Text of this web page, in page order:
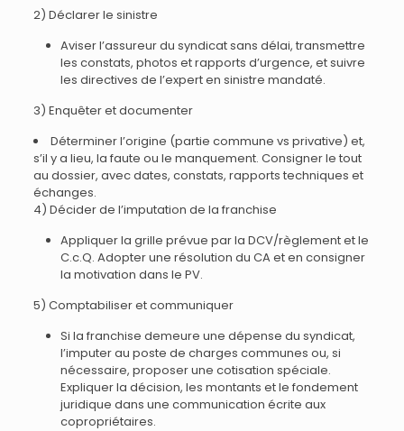
2) Déclarer le sinistre
Aviser l’assureur du syndicat sans délai, transmettre
les constats, photos et rapports d’urgence, et suivre
les directives de l’expert en sinistre mandaté.
3) Enquêter et documenter
Déterminer l’origine (partie commune vs privative) et,
s’il y a lieu, la faute ou le manquement. Consigner le tout
au dossier, avec dates, constats, rapports techniques et
échanges.
4) Décider de l’imputation de la franchise
Appliquer la grille prévue par la DCV/règlement et le
C.c.Q. Adopter une résolution du CA et en consigner
la motivation dans le PV.
5) Comptabiliser et communiquer
Si la franchise demeure une dépense du syndicat,
l’imputer au poste de charges communes ou, si
nécessaire, proposer une cotisation spéciale.
Expliquer la décision, les montants et le fondement
juridique dans une communication écrite aux
copropriétaires.